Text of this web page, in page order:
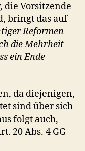
Vorsitzende
bringt das auf
Reformen
die Mehrheit
ein Ende
da diejenigen,
sind über sich
folgt auch,
20 Abs. 4 GG